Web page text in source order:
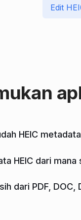
Edit
HEIC
HEIC dari
dari PDF, DOC,